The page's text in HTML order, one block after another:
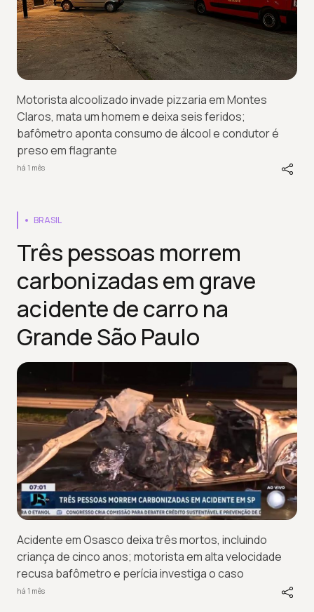
Motorista alcoolizado invade pizzaria em Montes
Claros, mata um homem e deixa seis feridos;
bafômetro aponta consumo de álcool e condutor é
preso em flagrante
há 1 mês
BRASIL
Três pessoas morrem
carbonizadas em grave
acidente de carro na
Grande São Paulo
Acidente em Osasco deixa três mortos, incluindo
criança de cinco anos; motorista em alta velocidade
recusa bafômetro e perícia investiga o caso
há 1 mês